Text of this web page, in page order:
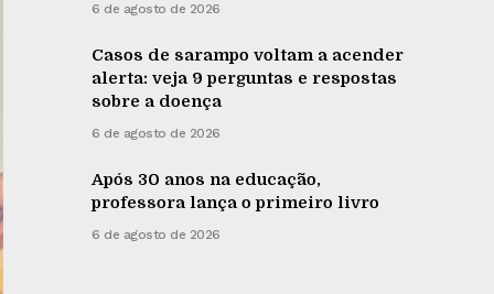
6 de agosto de 2026
Casos de sarampo voltam a acender
alerta: veja 9 perguntas e respostas
sobre a doença
6 de agosto de 2026
Após 30 anos na educação,
professora lança o primeiro livro
6 de agosto de 2026